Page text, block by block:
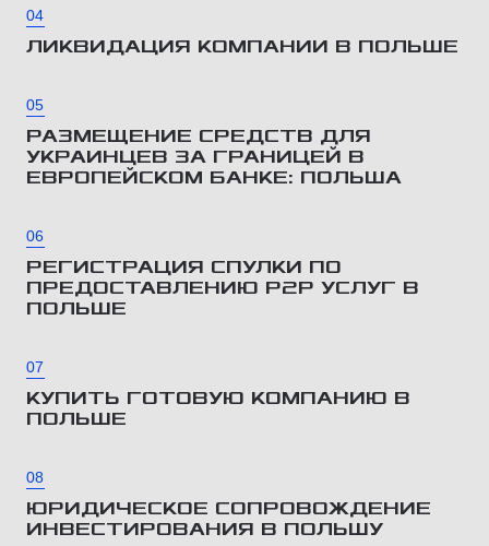
04
ЛИКВИДАЦИЯ КОМПАНИИ В ПОЛЬШЕ
05
РАЗМЕЩЕНИЕ СРЕДСТВ ДЛЯ
УКРАИНЦЕВ ЗА ГРАНИЦЕЙ В
ЕВРОПЕЙСКОМ БАНКЕ: ПОЛЬША
06
РЕГИСТРАЦИЯ СПУЛКИ ПО
ПРЕДОСТАВЛЕНИЮ Р2Р УСЛУГ В
ПОЛЬШЕ
07
КУПИТЬ ГОТОВУЮ КОМПАНИЮ В
ПОЛЬШЕ
08
ЮРИДИЧЕСКОЕ СОПРОВОЖДЕНИЕ
ИНВЕСТИРОВАНИЯ В ПОЛЬШУ